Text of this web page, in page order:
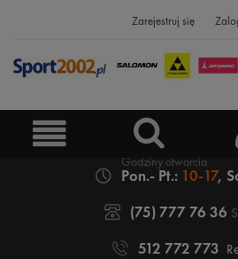
Zarejestruj się
Pon.- Pt.: 10-17,
(75) 777 76 36
512 772 773